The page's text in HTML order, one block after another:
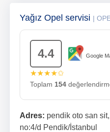
Yağız Opel servisi |
4.4 Google
★★★★✩
Toplam 154
Adres: pendik oto san
no:4/d Pendik/İstanbul